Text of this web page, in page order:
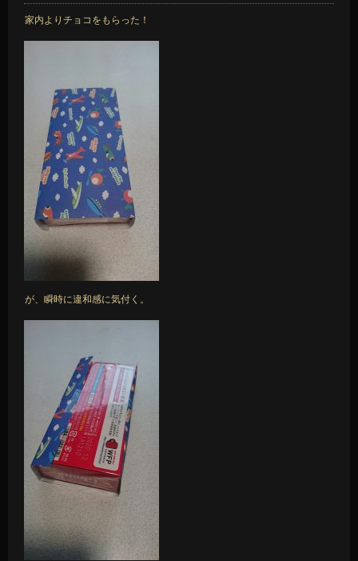
家内よりチョコをもらった！
が、瞬時に違和感に気付く。